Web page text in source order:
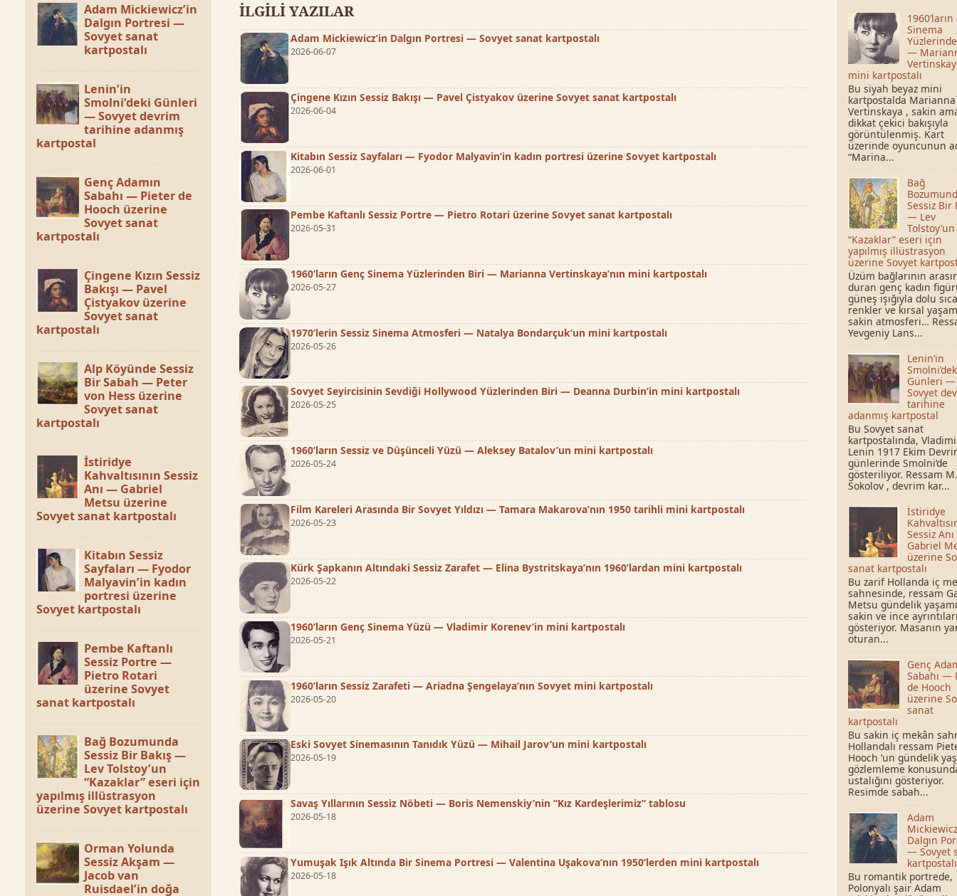
İLGİLİ YAZILAR
Adam Mickiewicz’in Dalgın Portresi — Sovyet sanat kartpostalı
2026-06-07
Çingene Kızın Sessiz Bakışı — Pavel Çistyakov üzerine Sovyet sanat kartpostalı
2026-06-04
Kitabın Sessiz Sayfaları — Fyodor Malyavin’in kadın portresi üzerine Sovyet kartpostalı
2026-06-01
Pembe Kaftanlı Sessiz Portre — Pietro Rotari üzerine Sovyet sanat kartpostalı
2026-05-31
1960’ların Genç Sinema Yüzlerinden Biri — Marianna Vertinskaya’nın mini kartpostalı
2026-05-27
1970’lerin Sessiz Sinema Atmosferi — Natalya Bondarçuk’un mini kartpostalı
2026-05-26
Sovyet Seyircisinin Sevdiği Hollywood Yüzlerinden Biri — Deanna Durbin’in mini kartpostalı
2026-05-25
1960’ların Sessiz ve Düşünceli Yüzü — Aleksey Batalov’un mini kartpostalı
2026-05-24
Film Kareleri Arasında Bir Sovyet Yıldızı — Tamara Makarova’nın 1950 tarihli mini kartpostalı
2026-05-23
Kürk Şapkanın Altındaki Sessiz Zarafet — Elina Bystritskaya’nın 1960’lardan mini kartpostalı
2026-05-22
1960’ların Genç Sinema Yüzü — Vladimir Korenev’in mini kartpostalı
2026-05-21
1960’ların Sessiz Zarafeti — Ariadna Şengelaya’nın Sovyet mini kartpostalı
2026-05-20
Eski Sovyet Sinemasının Tanıdık Yüzü — Mihail Jarov’un mini kartpostalı
2026-05-19
Savaş Yıllarının Sessiz Nöbeti — Boris Nemenskiy’nin “Kız Kardeşlerimiz” tablosu
2026-05-18
Yumuşak Işık Altında Bir Sinema Portresi — Valentina Uşakova’nın 1950’lerden mini kartpostalı
2026-05-18
Adam Mickiewicz’in
Dalgın Portresi —
Sovyet sanat
kartpostalı
Lenin’in
Smolni’deki Günleri
— Sovyet devrim
tarihine adanmış
kartpostal
Genç Adamın
Sabahı — Pieter de
Hooch üzerine
Sovyet sanat
kartpostalı
Çingene Kızın Sessiz
Bakışı — Pavel
Çistyakov üzerine
Sovyet sanat
kartpostalı
Alp Köyünde Sessiz
Bir Sabah — Peter
von Hess üzerine
Sovyet sanat
kartpostalı
İstiridye
Kahvaltısının Sessiz
Anı — Gabriel
Metsu üzerine
Sovyet sanat kartpostalı
Kitabın Sessiz
Sayfaları — Fyodor
Malyavin’in kadın
portresi üzerine
Sovyet kartpostalı
Pembe Kaftanlı
Sessiz Portre —
Pietro Rotari
üzerine Sovyet
sanat kartpostalı
Bağ Bozumunda
Sessiz Bir Bakış —
Lev Tolstoy’un
“Kazaklar” eseri için
yapılmış illüstrasyon
üzerine Sovyet kartpostalı
Orman Yolunda
Sessiz Akşam —
Jacob van
Ruisdael’in doğa
Sinema
—
mini kartpostalı
Bu siyah beyaz mini
kartpostalda Marianna
Vertinskaya , sakin
dikkat çekici bakışıyla
görüntülenmiş. Kart
üzerinde oyuncunun
“Marina...
Bağ
Sessiz Bir
— Lev
Tolstoy’un
“Kazaklar” eseri için
yapılmış illüstrasyon
üzerine Sovyet
Üzüm bağlarının
duran genç kadın
güneş ışığıyla dolu
renkler ve kırsal
sakin atmosferi…
Yevgeniy Lans...
Lenin’in
Günleri —
Sovyet
tarihine
adanmış kartpostal
Bu Sovyet sanat
kartpostalında,
Lenin 1917 Ekim
günlerinde Smolni’de
gösteriliyor. Ressam
Sokolov , devrim kar...
İstiridye
Sessiz
Gabriel
üzerine
sanat kartpostalı
Bu zarif Hollanda iç
sahnesinde, ressam
Metsu gündelik
sakin ve ince
gösteriyor. Masanın
oturan...
Genç
Sabahı —
de Hooch
üzerine
sanat
kartpostalı
Bu sakin iç mekân
Hollandalı ressam
Hooch ’un gündelik
gözlemleme
ustalığını gösteriyor.
Resimde sabah...
Adam
Dalgın
— Sovyet
kartpostalı
Bu romantik portrede,
Polonyalı şair Adam